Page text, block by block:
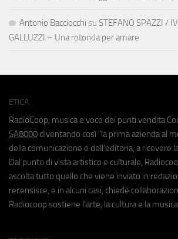
Antonio Bacciocchi su STEFANO SPAZZI /
GALLUZZI – Una rotonda per amare
ETICA
RadioCoop, musica e voce dei punti vendita
SA8000 diventando così "la prima azienda al
della comunicazione e dell'editoria, a ricevere
Dal punto di vista artistico e culturale,
ascolta tutto quello che viene inviato in
recensisce, e in alcuni casi, chiede
Radiocoop sostiene l'arte, la cultura e la